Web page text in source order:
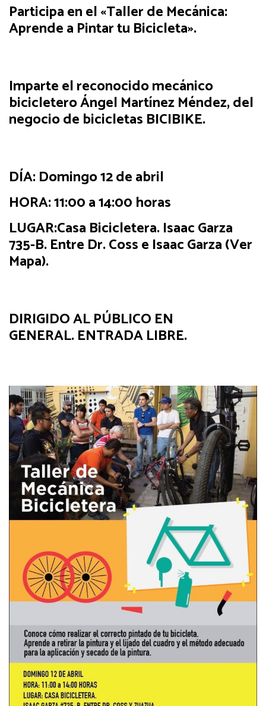
Participa en el«Taller de Mecánica:
Aprende a Pintar tu Bicicleta».
Imparte el reconocido mecánico
bicicletero Ángel Martínez Méndez, del
negocio de bicicletas BICIBIKE.
DÍA: Domingo 12 de abril
HORA: 11:00 a 14:00 horas
LUGAR:Casa Bicicletera. Isaac Garza
735-B. Entre Dr. Coss e Isaac Garza (Ver
Mapa).
DIRIGIDO AL PÚBLICO EN
GENERAL. ENTRADA LIBRE.